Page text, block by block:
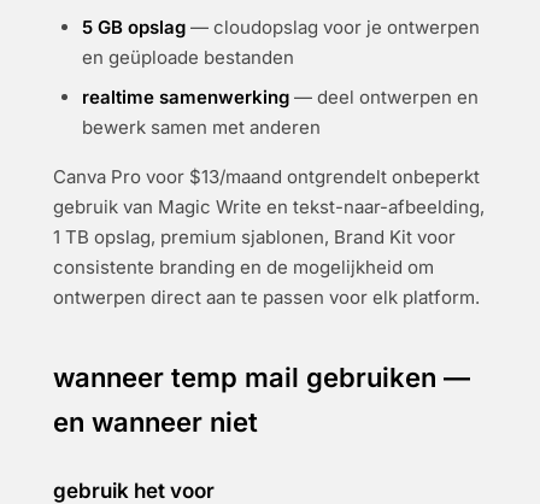
5 GB opslag — cloudopslag voor je ontwerpen
en geüploade bestanden
realtime samenwerking — deel ontwerpen en
bewerk samen met anderen
Canva Pro voor $13/maand ontgrendelt onbeperkt
gebruik van Magic Write en tekst-naar-afbeelding,
1 TB opslag, premium sjablonen, Brand Kit voor
consistente branding en de mogelijkheid om
ontwerpen direct aan te passen voor elk platform.
wanneer temp mail gebruiken —
en wanneer niet
gebruik het voor